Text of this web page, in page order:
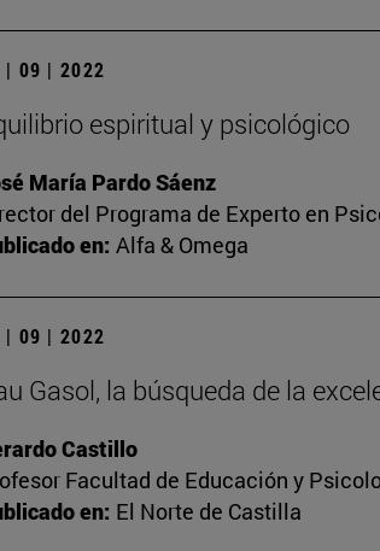
| 09 | 2022
espiritual y psicológico
María Pardo Sáenz
del Programa de Experto en
en: Alfa & Omega
| 09 | 2022
Gasol, la búsqueda de la
Castillo
Facultad de Educación y
en: El Norte de Castilla